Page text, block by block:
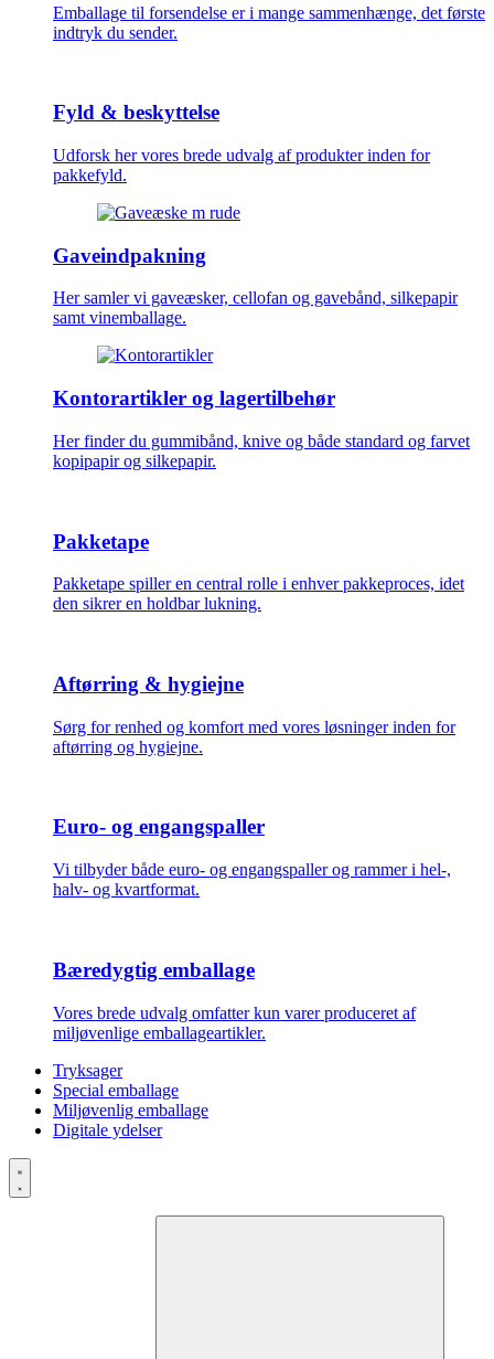
Emballage til forsendelse er i mange sammenhænge, det første
indtryk du sender.
Fyld & beskyttelse
Udforsk her vores brede udvalg af produkter inden for
pakkefyld.
Gaveindpakning
Her samler vi gaveæsker, cellofan og gavebånd, silkepapir
samt vinemballage.
Kontorartikler og lagertilbehør
Her finder du gummibånd, knive og både standard og farvet
kopipapir og silkepapir.
Pakketape
Pakketape spiller en central rolle i enhver pakkeproces, idet
den sikrer en holdbar lukning.
Aftørring & hygiejne
Sørg for renhed og komfort med vores løsninger inden for
aftørring og hygiejne.
Euro- og engangspaller
Vi tilbyder både euro- og engangspaller og rammer i hel-,
halv- og kvartformat.
Bæredygtig emballage
Vores brede udvalg omfatter kun varer produceret af
miljøvenlige emballageartikler.
Tryksager
Special emballage
Miljøvenlig emballage
Digitale ydelser